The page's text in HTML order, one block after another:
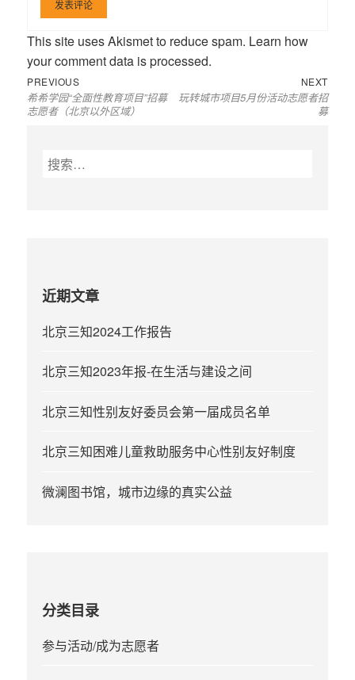
This site uses Akismet to reduce spam. Learn how
your comment data is processed.
文
章
导
PREVIOUS
post:
希希学园“全面性教育项目”招募
志愿者（北京以外区域）
NEXT
post:
玩转城市项目5月份活动志愿者招
募
搜
近期文章
北京三知2024工作报告
北京三知2023年报-在生活与建设之间
北京三知性别友好委员会第一届成员名单
北京三知困难儿童救助服务中心性别友好制度
微澜图书馆，城市边缘的真实公益
分类目录
参与活动/成为志愿者